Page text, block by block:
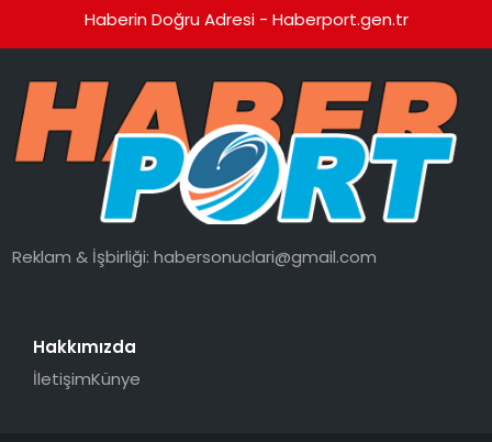
Haberin Doğru Adresi - Haberport.gen.tr
Reklam & İşbirliği:habersonuclari@gmail.com
Hakkımızda
İletişimKünye